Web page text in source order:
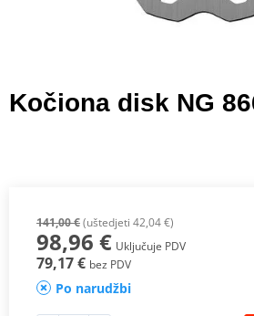
Kočiona disk NG
141,00 €(uštedjeti 42,04 €)
98,96 € Uključuje PDV
79,17 € bez PDV
Po narudžbi